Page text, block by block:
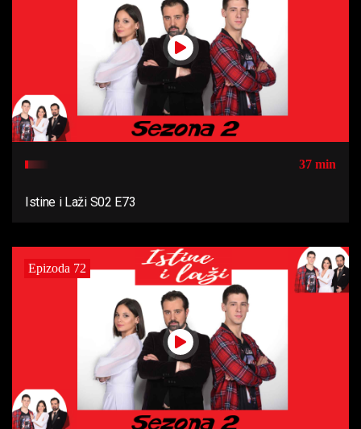
37 min
Istine i Laži S02 E73
Epizoda 72